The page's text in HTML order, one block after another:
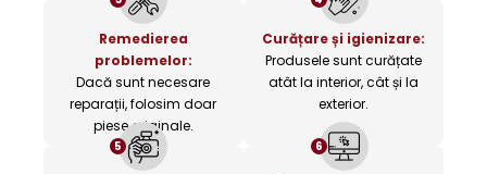
Remedierea
problemelor:
Dacă sunt necesare
reparații, folosim doar
piese originale.
Curățare și igienizare:
Produsele sunt curățate
atât la interior, cât și la
exterior.
5 6